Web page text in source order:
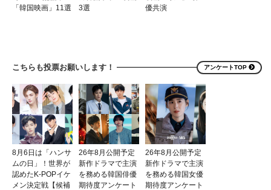
「韓国映画」11選
3選
優共演
こちらも投票お願いします！ アンケートTOP
8月6日は「ハンサ
ムの日」！世界が
認めたK-POPイケ
メン決定戦【候補
26年8月公開予定
新作ドラマで主演
を務める韓国俳優
期待度アンケート
26年8月公開予定
新作ドラマで主演
を務める韓国女優
期待度アンケート